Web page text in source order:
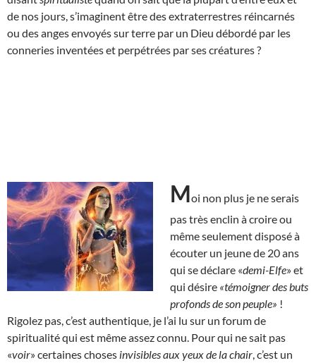
de nos jours, s’imaginent être des extraterrestres réincarnés
ou des anges envoyés sur terre par un Dieu débordé par les
conneries inventées et perpétrées par ses créatures ?
Moi non plus je ne serais
pas très enclin à croire ou
même seulement disposé à
écouter un jeune de 20 ans
qui se déclare «demi-Elfe» et
qui désire «témoigner des buts
profonds de son peuple» !
Rigolez pas, c’est authentique, je l’ai lu sur un forum de
spiritualité qui est même assez connu. Pour qui ne sait pas
«voir» certaines choses invisibles aux yeux de la chair , c’est un